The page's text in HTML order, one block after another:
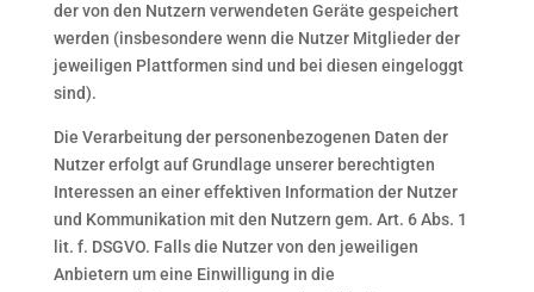
der von den Nutzern verwendeten Geräte gespeichert
werden (insbesondere wenn die Nutzer Mitglieder der
jeweiligen Plattformen sind und bei diesen eingeloggt
sind).
Die Verarbeitung der personenbezogenen Daten der
Nutzer erfolgt auf Grundlage unserer berechtigten
Interessen an einer effektiven Information der Nutzer
und Kommunikation mit den Nutzern gem. Art. 6 Abs. 1
lit. f. DSGVO. Falls die Nutzer von den jeweiligen
Anbietern um eine Einwilligung in die